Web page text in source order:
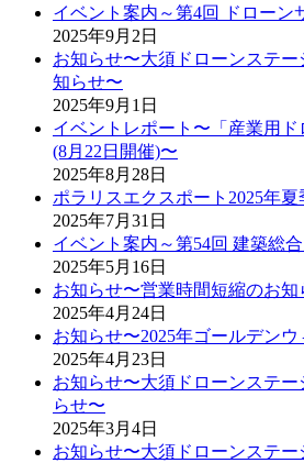
イベント案内～第4回 ドローン
2025年9月2日
お知らせ〜大須ドローンステ
知らせ〜
2025年9月1日
イベントレポート〜「産業用ド
(8月22日開催)〜
2025年8月28日
ポラリスエクスポート2025年
2025年7月31日
イベント案内～第54回 建築総
2025年5月16日
お知らせ〜営業時間短縮のお知
2025年4月24日
お知らせ〜2025年ゴールデン
2025年4月23日
お知らせ〜大須ドローンステ
らせ〜
2025年3月4日
お知らせ〜大須ドローンステ